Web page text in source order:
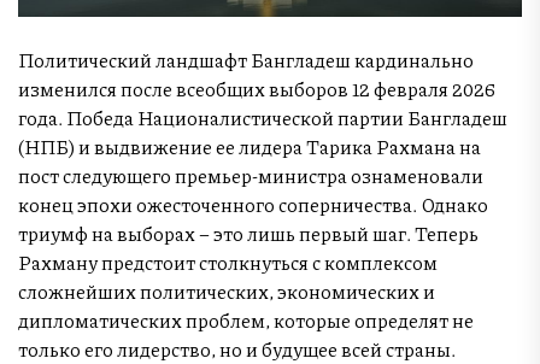
Политический ландшафт Бангладеш кардинально
изменился после всеобщих выборов 12 февраля 2026
года. Победа Националистической партии Бангладеш
(НПБ) и выдвижение ее лидера Тарика Рахмана на
пост следующего премьер-министра ознаменовали
конец эпохи ожесточенного соперничества. Однако
триумф на выборах – это лишь первый шаг. Теперь
Рахману предстоит столкнуться с комплексом
сложнейших политических, экономических и
дипломатических проблем, которые определят не
только его лидерство, но и будущее всей страны.